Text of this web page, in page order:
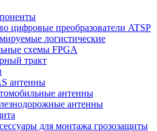
цифровые преобразователи ATSP
логистические
схемы FPGA
тракт
антенны
антенны
антенны
для монтажа грозозащиты